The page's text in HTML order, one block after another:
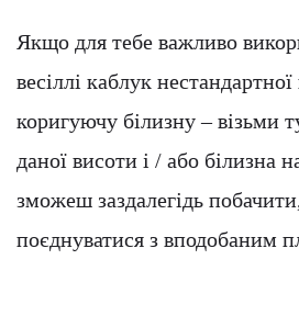
Якщо для тебе важливо
весіллі каблук
коригуючу білизну – візьми
даної висоти і / або білизна
зможеш заздалегідь
поєднуватися з вподобаним